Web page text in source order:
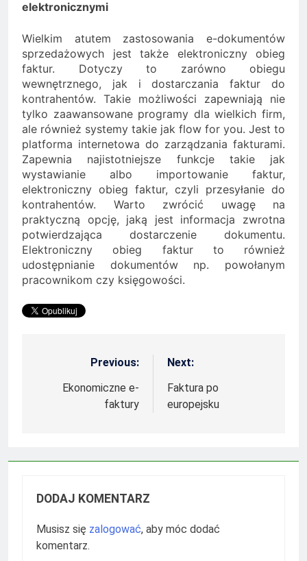
elektronicznymi
Wielkim atutem zastosowania e-dokumentów
sprzedażowych jest także elektroniczny obieg
faktur. Dotyczy to zarówno obiegu
wewnętrznego, jak i dostarczania faktur do
kontrahentów. Takie możliwości zapewniają nie
tylko zaawansowane programy dla wielkich firm,
ale również systemy takie jak flow for you. Jest to
platforma internetowa do zarządzania fakturami.
Zapewnia najistotniejsze funkcje takie jak
wystawianie albo importowanie faktur,
elektroniczny obieg faktur, czyli przesyłanie do
kontrahentów. Warto zwrócić uwagę na
praktyczną opcję, jaką jest informacja zwrotna
potwierdzająca dostarczenie dokumentu.
Elektroniczny obieg faktur to również
udostępnianie dokumentów np. powołanym
pracownikom czy księgowości.
Nawigacja
wpisu
Previous:
Ekonomiczne e-
faktury
Next:
Faktura po
europejsku
DODAJ KOMENTARZ
Musisz się zalogować, aby móc dodać
komentarz.